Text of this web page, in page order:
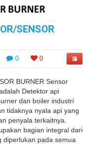
SENSOR
0 0
BURNER Sensor
Detektor api
dan boiler industri
tidaknya nyala api yang
penyala terkaitnya.
bagian integral dari
diperlukan pada semua